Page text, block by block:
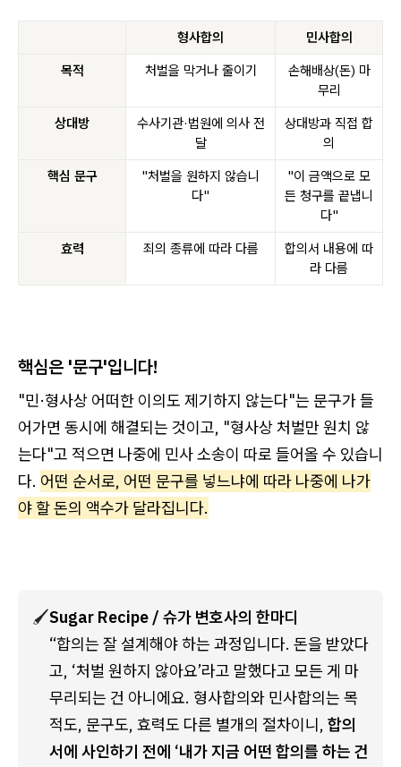
형사합의
민사합의
목적
처벌을 막거나 줄이기
손해배상(돈) 마
무리
상대방
수사기관·법원에 의사 전
달
상대방과 직접 합
의
핵심 문구
"처벌을 원하지 않습니
다"
"이 금액으로 모
든 청구를 끝냅니
다"
효력
죄의 종류에 따라 다름
합의서 내용에 따
라 다름
핵심은 '문구'입니다!
"민·형사상 어떠한 이의도 제기하지 않는다"는 문구가 들
어가면 동시에 해결되는 것이고, "형사상 처벌만 원치 않
는다"고 적으면 나중에 민사 소송이 따로 들어올 수 있습니
다. 어떤 순서로, 어떤 문구를 넣느냐에 따라 나중에 나가
야 할 돈의 액수가 달라집니다.
🖌️Sugar Recipe / 슈가 변호사의 한마디
“합의는 잘 설계해야 하는 과정입니다. 돈을 받았다
고, ‘처벌 원하지 않아요’라고 말했다고 모든 게 마
무리되는 건 아니에요. 형사합의와 민사합의는 목
적도, 문구도, 효력도 다른 별개의 절차이니, 합의
서에 사인하기 전에 ‘내가 지금 어떤 합의를 하는 건